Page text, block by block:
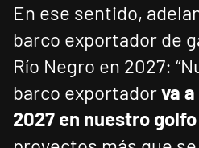
En ese sentido,
barco exportador de
Río Negro en 2027:
barco exportadorva
2027 en nuestro golfo